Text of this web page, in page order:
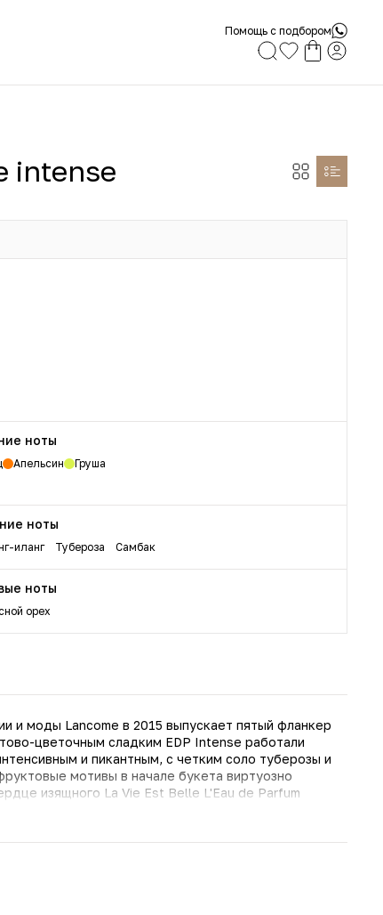
Помощь с подбором
intense
ноты
Апельсин
Груша
ноты
иланг Тубероза Самбак
ноты
орех
и моды Lancome в 2015 выпускает пятый фланкер
цветочным сладким EDP Intense работали
и пикантным, с четким соло туберозы и
мотивы в начале букета виртуозно
изящного La Vie Est Belle L'Eau de Parfum
нежных молочных сливок. Композиция: бергамот,
иланг-иланг, ирис, сливки, апельсиновый